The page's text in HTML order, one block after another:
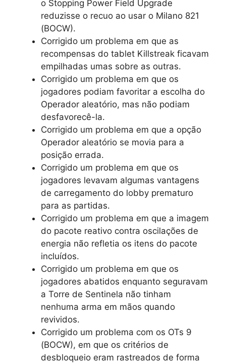
o Stopping Power Field Upgrade
reduzisse o recuo ao usar o Milano 821
(BOCW).
Corrigido um problema em que as
recompensas do tablet Killstreak ficavam
empilhadas umas sobre as outras.
Corrigido um problema em que os
jogadores podiam favoritar a escolha do
Operador aleatório, mas não podiam
desfavorecê-la.
Corrigido um problema em que a opção
Operador aleatório se movia para a
posição errada.
Corrigido um problema em que os
jogadores levavam algumas vantagens
de carregamento do lobby prematuro
para as partidas.
Corrigido um problema em que a imagem
do pacote reativo contra oscilações de
energia não refletia os itens do pacote
incluídos.
Corrigido um problema em que os
jogadores abatidos enquanto seguravam
a Torre de Sentinela não tinham
nenhuma arma em mãos quando
revividos.
Corrigido um problema com os OTs 9
(BOCW), em que os critérios de
desbloqueio eram rastreados de forma